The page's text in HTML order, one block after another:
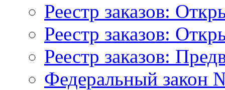
Реестр заказов:
Реестр заказов:
Реестр заказов:
Федеральный закон